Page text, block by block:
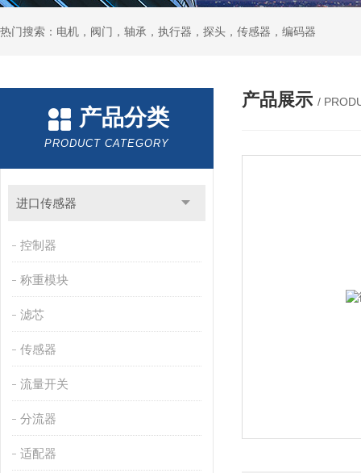
热门搜索：电机，阀门，轴承，执行器，探头，传感器，编码器
产品分类
PRODUCT CATEGORY
进口传感器
控制器
称重模块
滤芯
传感器
流量开关
分流器
适配器
产品展示 /